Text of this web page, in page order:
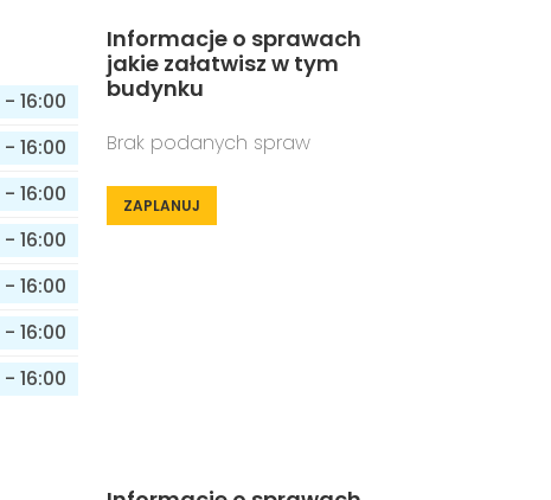
- 16:00
- 16:00
- 16:00
- 16:00
- 16:00
- 16:00
- 16:00
Informacje o sprawach
jakie załatwisz w tym
budynku
Brak podanych spraw
ZAPLANUJ